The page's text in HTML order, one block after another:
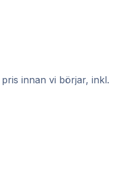
innan vi börjar, inkl.